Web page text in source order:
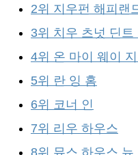
2위 지우펀 해피랜
3위 치우 츠넛 딘트
4위 온 마이 웨이
5위 란 잉 홈
6위 코너 인
7위 리우 하우스
8위 뮤스 하우스 뉴